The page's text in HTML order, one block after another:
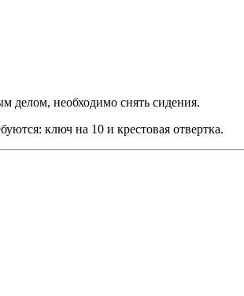
делом, необходимо снять сидения.
ключ на 10 и крестовая отвертка.